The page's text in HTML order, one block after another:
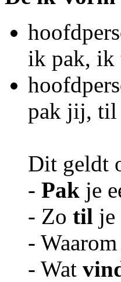
ik pak,
pak jij,
Dit geldt
- Pak je
- Zo til je
- Waarom
- Wat